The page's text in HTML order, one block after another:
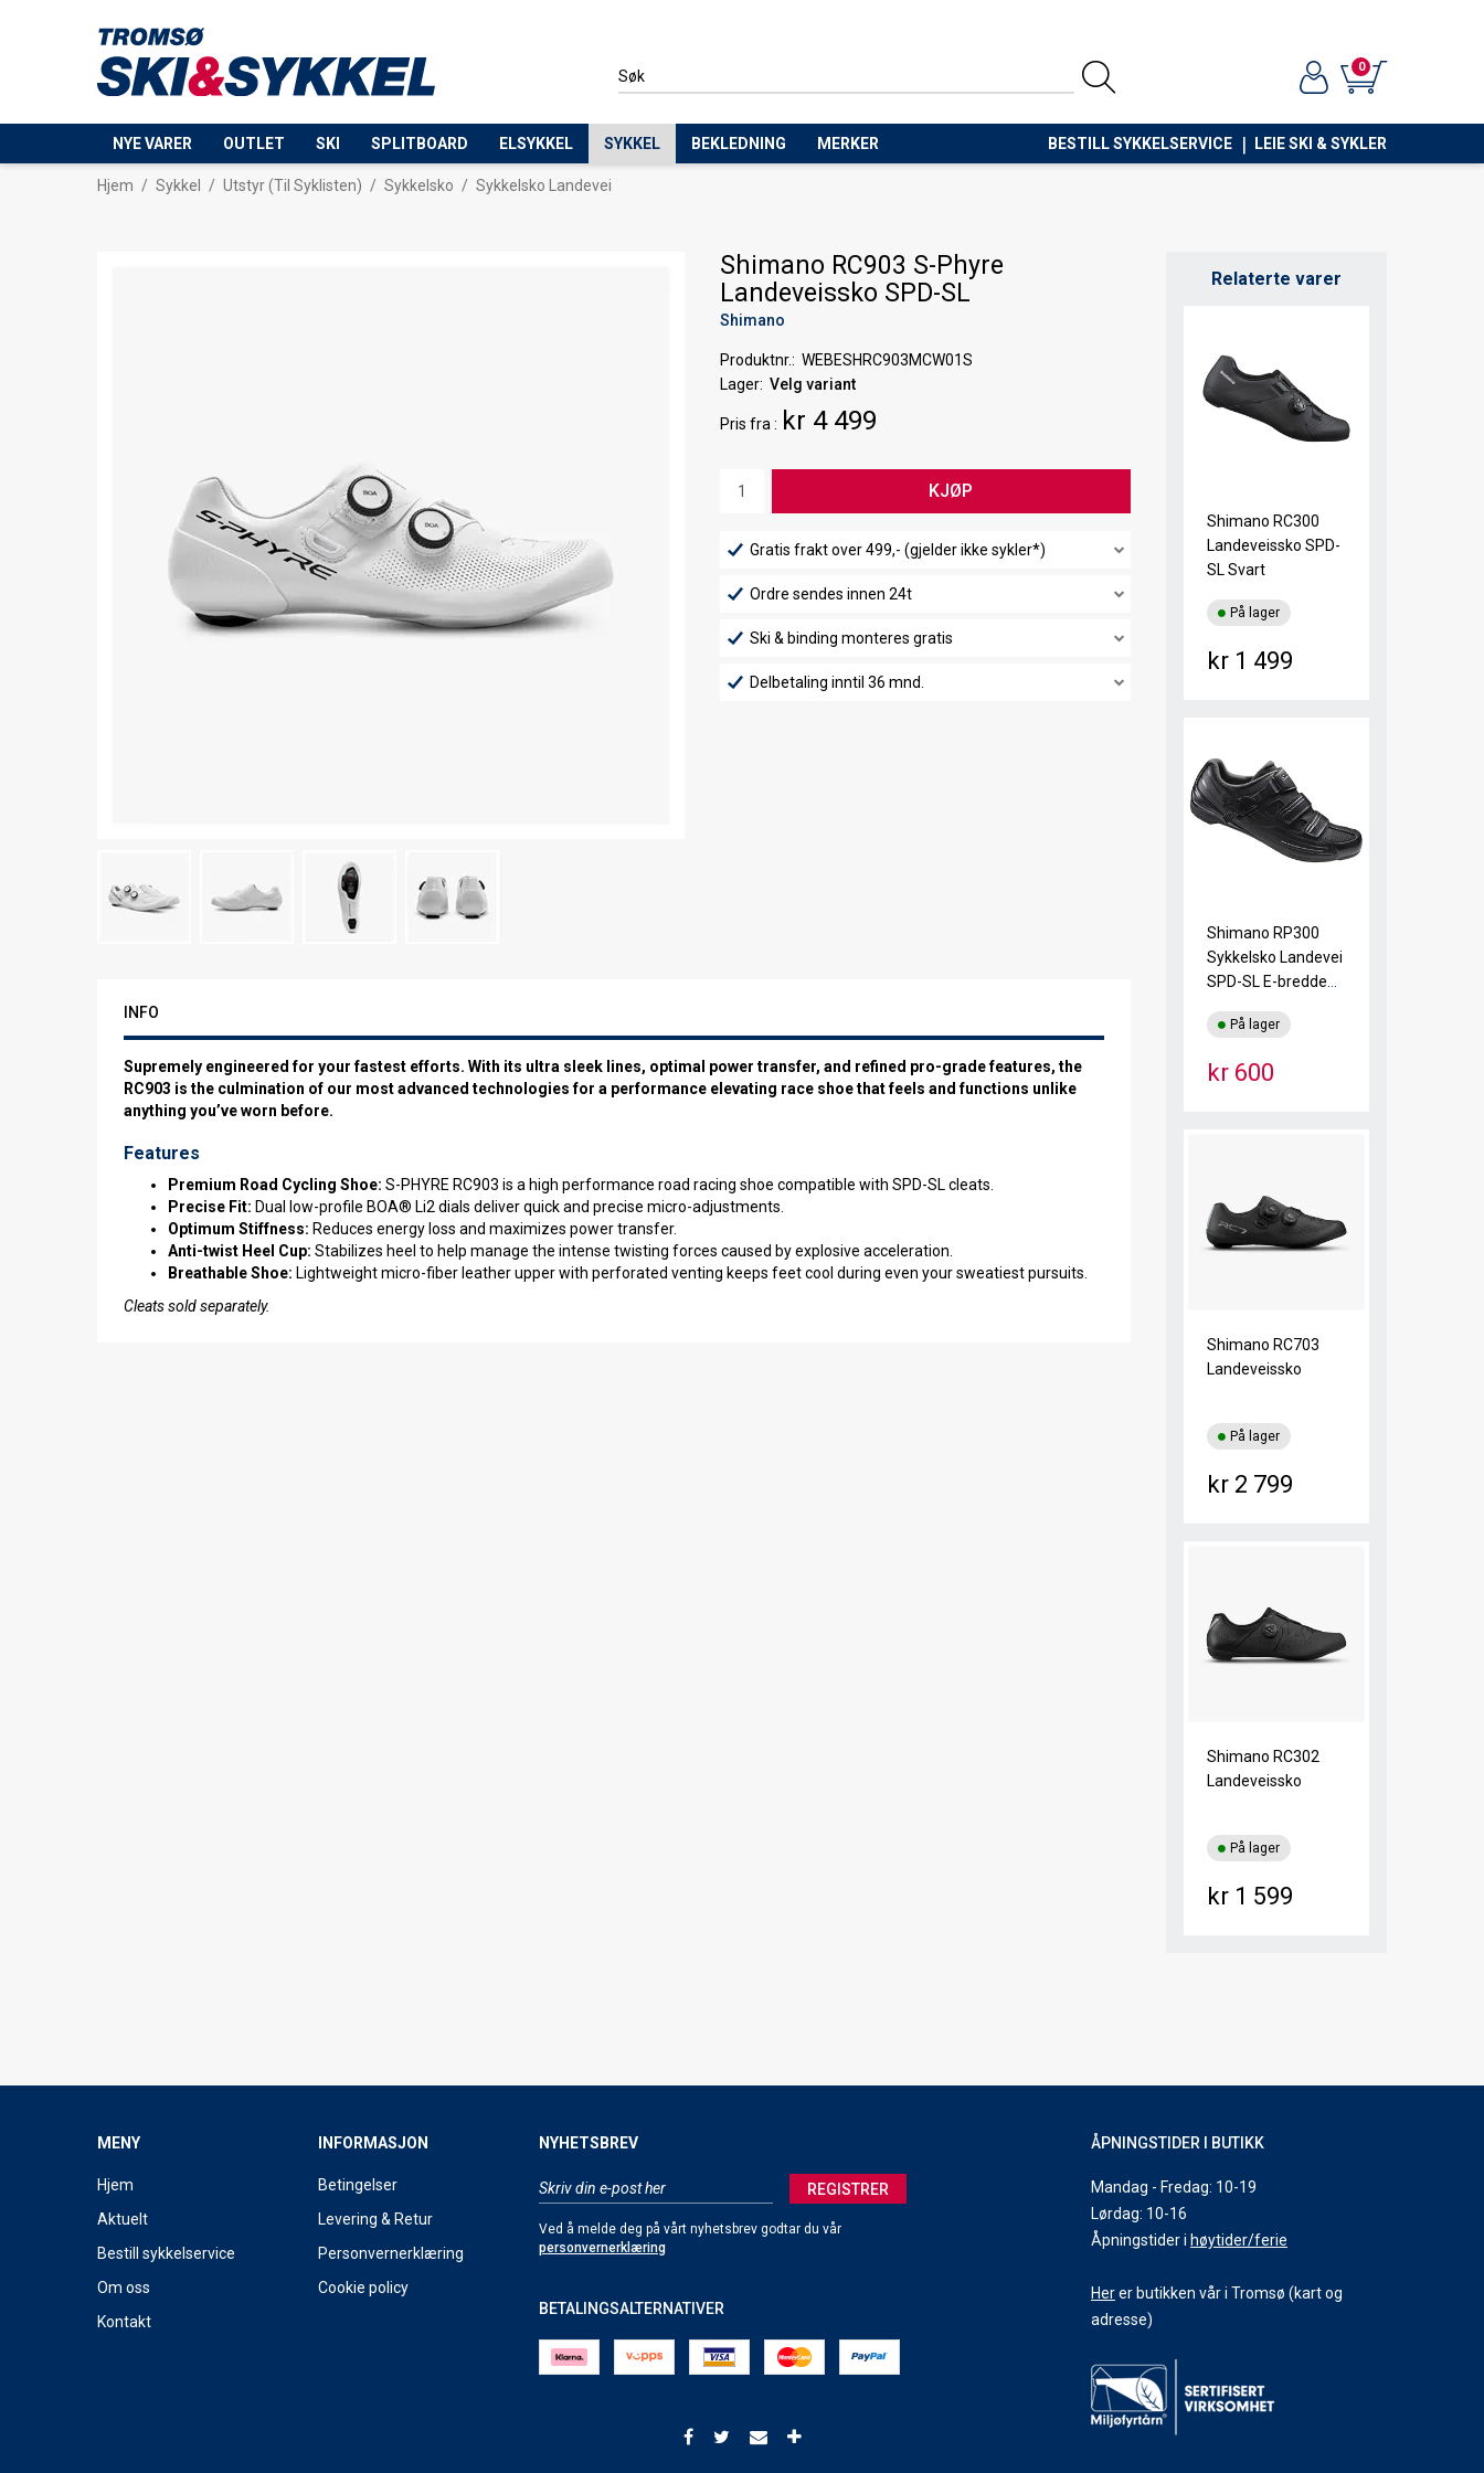
0
NYE VARER OUTLET SKI SPLITBOARD ELSYKKEL SYKKEL BEKLEDNING MERKER BESTILL SYKKELSERVICE LEIE SKI & SYKLER
Hjem / Sykkel / Utstyr (Til Syklisten) / Sykkelsko / Sykkelsko Landevei
Shimano RC903 S-Phyre
Landeveissko SPD-SL
Shimano
Produktnr.
WEBESHRC903MCW01S
Lager Velg variant
Pris fra kr 4 499
KJØP
Gratis frakt over 499,- (gjelder ikke sykler*)
Ordre sendes innen 24t
Ski & binding monteres gratis
Delbetaling inntil 36 mnd.
INFO
Supremely engineered for your fastest efforts. With its ultra sleek lines, optimal power transfer, and refined pro-grade features, the
RC903 is the culmination of our most advanced technologies for a performance elevating race shoe that feels and functions unlike
anything you’ve worn before.
Features
Premium Road Cycling Shoe: S-PHYRE RC903 is a high performance road racing shoe compatible with SPD-SL cleats.
Precise Fit: Dual low-profile BOA® Li2 dials deliver quick and precise micro-adjustments.
Optimum Stiffness: Reduces energy loss and maximizes power transfer.
Anti-twist Heel Cup: Stabilizes heel to help manage the intense twisting forces caused by explosive acceleration.
Breathable Shoe: Lightweight micro-fiber leather upper with perforated venting keeps feet cool during even your sweatiest pursuits.
Cleats sold separately.
Relaterte varer
Shimano RC300
Landeveissko SPD-
SL Svart
kr 1 499
På lager
Shimano RP300
Sykkelsko Landevei
SPD-SL E-bredde
kr 600
På lager
Shimano RC703
Landeveissko
kr 2 799
På lager
Shimano RC302
Landeveissko
kr 1 599
På lager
MENY
Hjem
Aktuelt
Bestill sykkelservice
Om oss
Kontakt
INFORMASJON
Betingelser
Levering & Retur
Personvernerklæring
Cookie policy
NYHETSBREV
REGISTRER
Ved å melde deg på vårt nyhetsbrev godtar du vår
personvernerklæring
BETALINGSALTERNATIVER
ÅPNINGSTIDER I BUTIKK
Mandag - Fredag: 10-19
Lørdag: 10-16
Åpningstider i høytider/ferie
Herer butikken vår i Tromsø (kart og
adresse)